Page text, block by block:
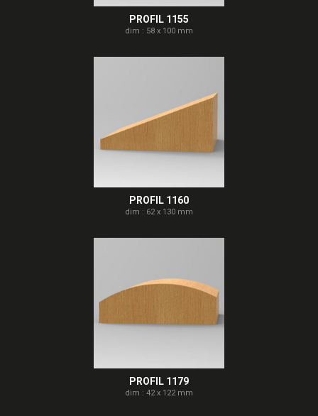
PROFIL 1155
dim : 58 x 100 mm
PROFIL 1160
dim : 62 x 130 mm
PROFIL 1179
dim : 42 x 122 mm